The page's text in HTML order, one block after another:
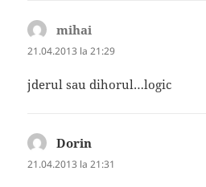
mihai
21.04.2013 la 21:29
jderul sau dihorul…logic
Dorin
21.04.2013 la 21:31